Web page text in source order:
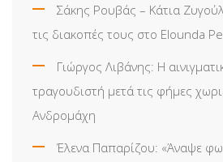
Σάκης Ρουβάς – Κάτια
τις διακοπές τους στο Elounda
Γιώργος Λιβάνης: Η
τραγουδιστή μετά τις φήμες
Ανδρομάχη
Έλενα Παπαρίζου: «Άναψε